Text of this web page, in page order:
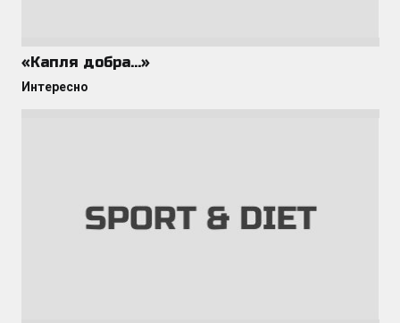
«Капля добра…»
Интересно